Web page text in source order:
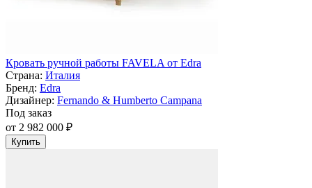
Кровать ручной работы FAVELA от Edra
Страна: Италия
Бренд: Edra
Дизайнер: Fernando & Humberto Campana
Под заказ
от 2 982 000 ₽
Купить